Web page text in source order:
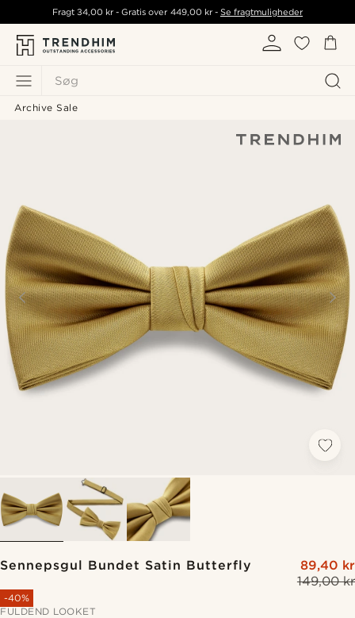
Søg
Fragt34,00 kr - Gratis over 449,00 kr- Se fragtmuligheder
Archive Sale
Sennepsgul Bundet Satin Butterfly
149,00 kr
89,40 kr
-40%
FULDEND LOOKET